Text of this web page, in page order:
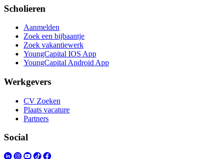
Scholieren
Aanmelden
Zoek een bijbaantje
Zoek vakantiewerk
YoungCapital IOS App
YoungCapital Android App
Werkgevers
CV Zoeken
Plaats vacature
Partners
Social